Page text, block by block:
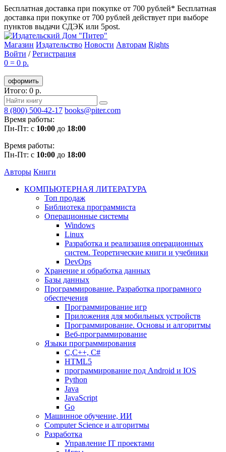
Бесплатная доставка при покупке от 700 рублей* Бесплатная
доставка при покупке от 700 рублей действует при выборе
пунктов выдачи СДЭК или 5post.
Магазин Издательство Новости Авторам Rights
Войти /Регистрация
0 = 0 р.
оформить
Итого: 0 р.
8 (800) 500-42-17 books@piter.com
Время работы:
Пн-Пт: с 10:00 до 18:00
Время работы:
Пн-Пт: с 10:00 до 18:00
Авторы Книги
КОМПЬЮТЕРНАЯ ЛИТЕРАТУРА
Топ продаж
Библиотека программиста
Операционные системы
Windows
Linux
Разработка и реализация операционных
систем. Теоретические книги и учебники
DevOps
Хранение и обработка данных
Базы данных
Программирование. Разработка програмного
обеспечения
Программирование игр
Приложения для мобильных устройств
Программирование. Основы и алгоритмы
Веб-программирование
Языки программирования
С,С++, С#
HTML5
программирование под Android и IOS
Python
Java
JavaScript
Go
Машинное обучение, ИИ
Computer Science и алгоритмы
Разработка
Управление IT проектами